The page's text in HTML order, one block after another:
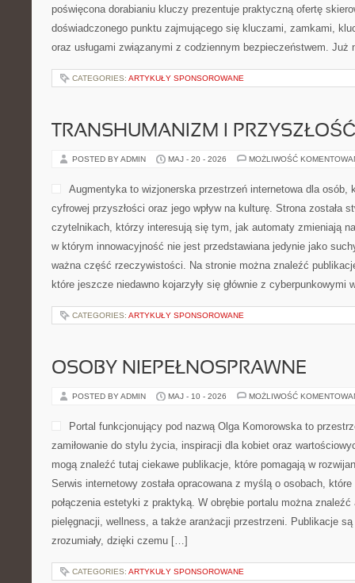
poświęcona dorabianiu kluczy prezentuje praktyczną ofertę
doświadczonego punktu zajmującego się kluczami, zamkami,
oraz usługami związanymi z codziennym bezpieczeństwem.
CATEGORIES: ARTYKUŁY SPONSOROWANE
TRANSHUMANIZM I
POSTED BY ADMIN MAJ - 20 - 2026 MOŻLIWOŚĆ
Augmentyka to wizjonerska przestrzeń internetowa dla osób,
cyfrowej przyszłości oraz jego wpływ na kulturę. Strona została
czytelnikach, którzy interesują się tym, jak automaty zmieniają
w którym innowacyjność nie jest przedstawiana jedynie jako
ważna część rzeczywistości. Na stronie można znaleźć
które jeszcze niedawno kojarzyły się głównie z
CATEGORIES: ARTYKUŁY SPONSOROWANE
OSOBY NIEPEŁNOSPRAWNE
POSTED BY ADMIN MAJ - 10 - 2026 MOŻLIWOŚĆ
Portal funkcjonujący pod nazwą Olga Komorowska to
zamiłowanie do stylu życia, inspiracji dla kobiet oraz
mogą znaleźć tutaj ciekawe publikacje, które pomagają w
Serwis internetowy została opracowana z myślą o osobach,
połączenia estetyki z praktyką. W obrębie portalu można znaleźć
pielęgnacji, wellness, a także aranżacji przestrzeni. Publikacje
zrozumiały, dzięki czemu […]
CATEGORIES: ARTYKUŁY SPONSOROWANE